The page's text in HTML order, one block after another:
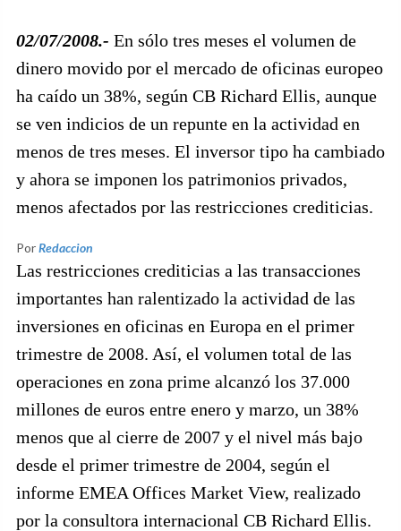
02/07/2008.- En sólo tres meses el volumen de
dinero movido por el mercado de oficinas europeo
ha caído un 38%, según CB Richard Ellis, aunque
se ven indicios de un repunte en la actividad en
menos de tres meses. El inversor tipo ha cambiado
y ahora se imponen los patrimonios privados,
menos afectados por las restricciones crediticias.
PorRedaccion
Las restricciones crediticias a las transacciones
importantes han ralentizado la actividad de las
inversiones en oficinas en Europa en el primer
trimestre de 2008. Así, el volumen total de las
operaciones en zona prime alcanzó los 37.000
millones de euros entre enero y marzo, un 38%
menos que al cierre de 2007 y el nivel más bajo
desde el primer trimestre de 2004, según el
informe EMEA Offices Market View, realizado
por la consultora internacional CB Richard Ellis.